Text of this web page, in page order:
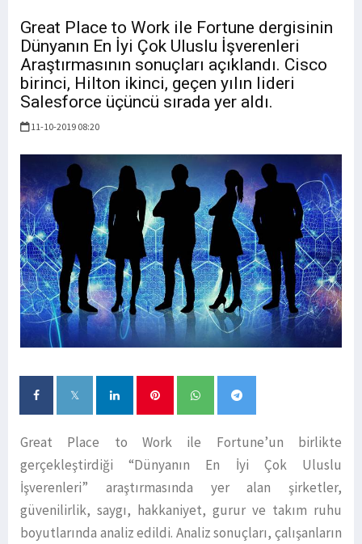
Great Place to Work ile Fortune dergisinin
Dünyanın En İyi Çok Uluslu İşverenleri
Araştırmasının sonuçları açıklandı. Cisco
birinci, Hilton ikinci, geçen yılın lideri
Salesforce üçüncü sırada yer aldı.
11-10-2019 08:20
Great Place to Work ile Fortune’un birlikte
gerçekleştirdiği “Dünyanın En İyi Çok Uluslu
İşverenleri” araştırmasında yer alan şirketler,
güvenilirlik, saygı, hakkaniyet, gurur ve takım ruhu
boyutlarında analiz edildi. Analiz sonuçları, çalışanların